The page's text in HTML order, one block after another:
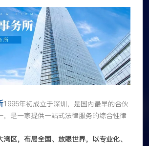
1995年初成立于深圳，是国内最早的合伙
，是一家提供一站式法律服务的综合性律
区，布局全国、放眼世界，以专业化、